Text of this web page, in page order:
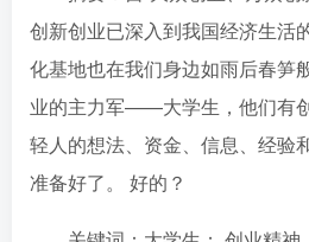
创新创业已深入到我国经济生活
化基地也在我们身边如雨后春笋
业的主力军——大学生，他们有
轻人的想法、资金、信息、经验
准备好了。 好的？